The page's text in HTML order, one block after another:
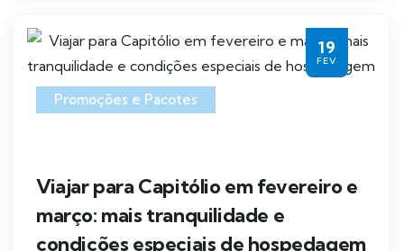
19
FEV
Promoções e Pacotes
Viajar para Capitólio em fevereiro e
março: mais tranquilidade e
condições especiais de hospedagem